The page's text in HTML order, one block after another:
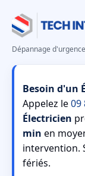
Dépannage
Besoin d'un
Appelez le09
Électricien
min en
intervention.
fériés.